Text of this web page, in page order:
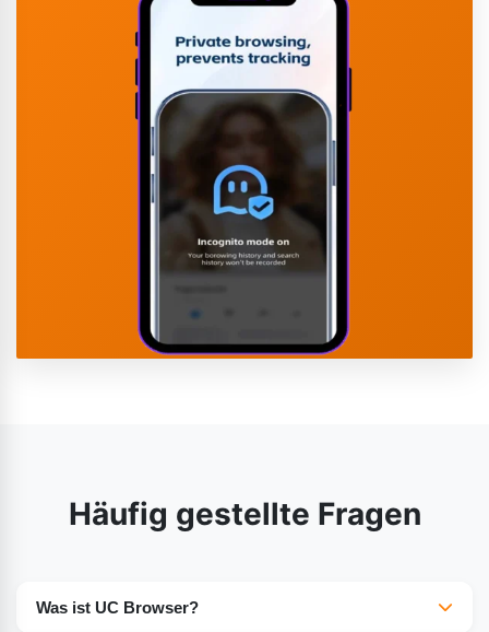
Häufig gestellte Fragen
Was ist UC Browser?